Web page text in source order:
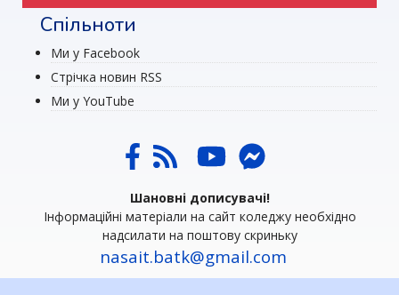
Спільноти
Ми у Facebook
Стрічка новин RSS
Ми у YouTube
Шановні дописувачі!
Інформаційні матеріали на сайт коледжу необхідно
надсилати на поштову скриньку
nasait.batk@gmail.com